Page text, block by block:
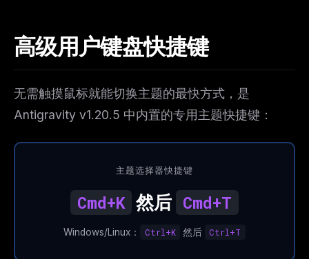
高级用户键盘快捷键
无需触摸鼠标就能切换主题的最快方式，是
Antigravity v1.20.5 中内置的专用主题快捷键：
主题选择器快捷键
Cmd+K 然后 Cmd+T
Windows/Linux： Ctrl+K 然后 Ctrl+T